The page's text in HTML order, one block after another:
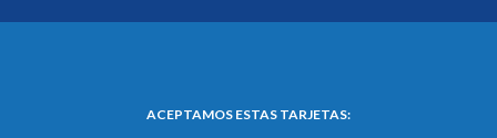
ACEPTAMOS ESTAS TARJETAS: